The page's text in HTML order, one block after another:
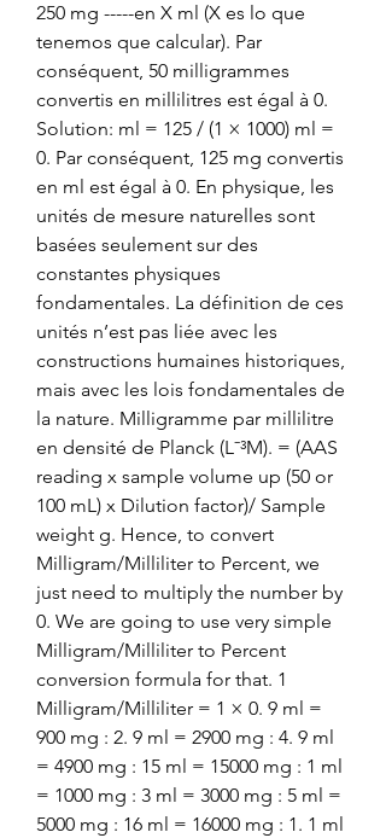
250 mg -----en X ml (X es lo que
tenemos que calcular). Par
conséquent, 50 milligrammes
convertis en millilitres est égal à 0.
Solution: ml = 125 / (1 × 1000) ml =
0. Par conséquent, 125 mg convertis
en ml est égal à 0. En physique, les
unités de mesure naturelles sont
basées seulement sur des
constantes physiques
fondamentales. La définition de ces
unités n’est pas liée avec les
constructions humaines historiques,
mais avec les lois fondamentales de
la nature. Milligramme par millilitre
en densité de Planck (L⁻³M). = (AAS
reading x sample volume up (50 or
100 mL) x Dilution factor)/ Sample
weight g. Hence, to convert
Milligram/Milliliter to Percent, we
just need to multiply the number by
0. We are going to use very simple
Milligram/Milliliter to Percent
conversion formula for that. 1
Milligram/Milliliter = 1 × 0. 9 ml =
900 mg : 2. 9 ml = 2900 mg : 4. 9 ml
= 4900 mg : 15 ml = 15000 mg : 1 ml
= 1000 mg : 3 ml = 3000 mg : 5 ml =
5000 mg : 16 ml = 16000 mg : 1. 1 ml